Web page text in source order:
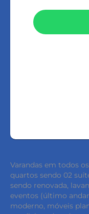
Varandas em todos
quartos sendo 02
sendo renovada,
eventos (último
moderno, móveis